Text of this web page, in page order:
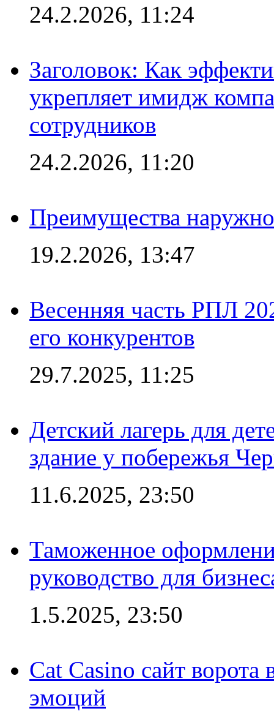
24.2.2026, 11:24
Заголовок: Как
укрепляет имидж
сотрудников
24.2.2026, 11:20
Преимущества
19.2.2026, 13:47
Весенняя часть РПЛ
его конкурентов
29.7.2025, 11:25
Детский лагерь для
здание у побережья
11.6.2025, 23:50
Таможенное
руководство для
1.5.2025, 23:50
Cat Casino сайт
эмоций